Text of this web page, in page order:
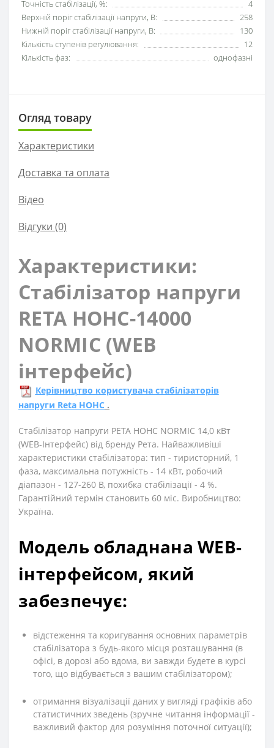
Точність стабілізації, %:
4
Верхній поріг стабілізації напруги, В:
258
Нижній поріг стабілізації напруги, В:
130
Кількість ступенів регулювання:
12
Кількість фаз:
однофазні
Огляд товару
Характеристики
Доставка та оплата
Вiдео
Відгуки (0)
Характеристики:
Стабілізатор напруги
RETA НОНС-14000
NORMIC (WEB
інтерфейс)
Керівництво користувача стабілізаторів
напруги Reta НОНС .
Стабілізатор напруги РЕТА НОНС NORMIC 14,0 кВт
(WEB-Інтерфейс) від бренду Рета. Найважливіші
характеристики стабілізатора: тип - тиристорний, 1
фаза, максимальна потужність - 14 кВт, робочий
діапазон - 127-260 В, похибка стабілізації - 4 %.
Гарантійний термін становить 60 міс. Виробництво:
Україна.
Модель обладнана WEB-
інтерфейсом, який
забезпечує:
відстеження та коригування основних параметрів
стабілізатора з будь-якого місця розташування (в
офісі, в дорозі або вдома, ви завжди будете в курсі
того, що відбувається з вашим стабілізатором);
отримання візуалізації даних у вигляді графіків або
статистичних зведень (зручне читання інформації -
важливий фактор для розуміння поточної ситуації);